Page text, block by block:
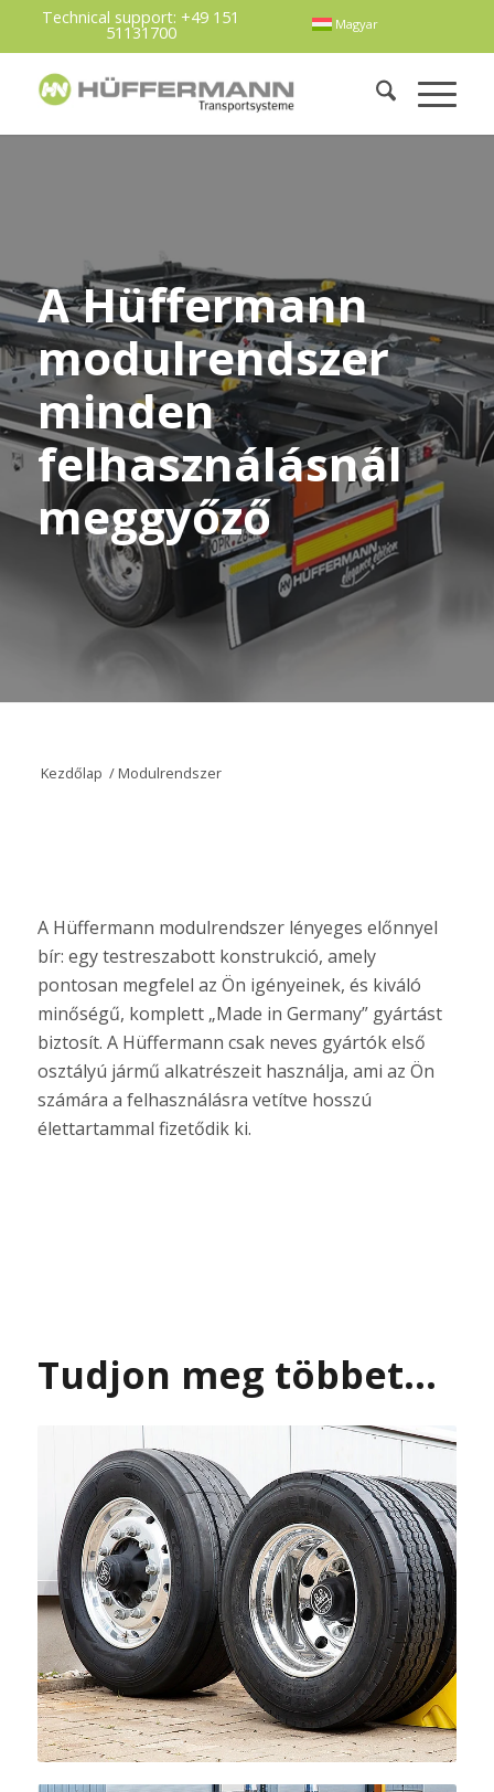
Magyar
Technical support: +49 151
51131700
A Hüffermann
modulrendszer
minden
felhasználásnál
meggyőző
Kezdőlap / Modulrendszer
A Hüffermann modulrendszer lényeges előnnyel
bír: egy testreszabott konstrukció, amely
pontosan megfelel az Ön igényeinek, és kiváló
minőségű, komplett „Made in Germany” gyártást
biztosít. A Hüffermann csak neves gyártók első
osztályú jármű alkatrészeit használja, ami az Ön
számára a felhasználásra vetítve hosszú
élettartammal fizetődik ki.
Tudjon meg többet…